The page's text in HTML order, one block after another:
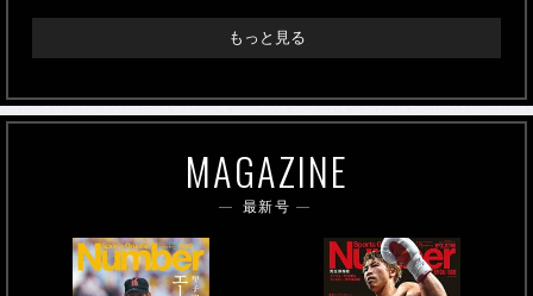
もっと見る
MAGAZINE
最新号